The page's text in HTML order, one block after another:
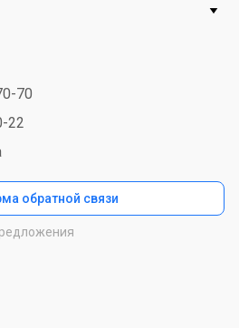
70
22
обратной связи